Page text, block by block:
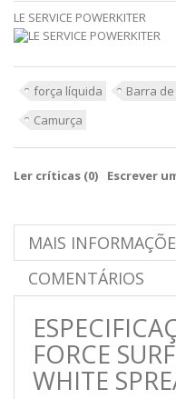
LE SERVICE POWERKITER
força líquida Barra
Camurça
Ler críticas (0) Escrever
MAIS
COMENTÁRIOS
FORCE
WHITE